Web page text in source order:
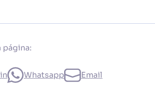
Whatsapp Email